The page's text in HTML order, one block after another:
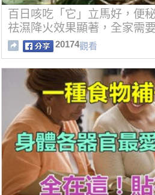
百日咳吃「它」立馬好，便
祛濕降火效果顯著，全家需要
20174觀看